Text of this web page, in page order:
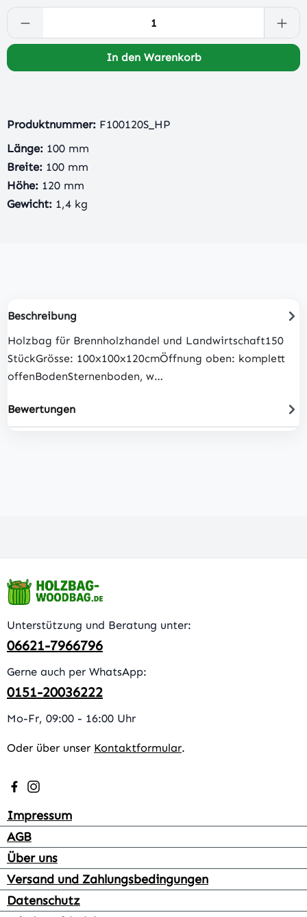
Produkt Anzahl: Gib den gewünschten
In den Warenkorb
Produktnummer: F100120S_HP
Länge: 100 mm
Breite: 100 mm
Höhe: 120 mm
Gewicht: 1,4 kg
Beschreibung
Holzbag für Brennholzhandel und Landwirtschaft150
StückGrösse: 100x100x120cmÖffnung oben: komplett
offenBodenSternenboden, w…
Bewertungen
Unterstützung und Beratung unter:
06621-7966796
Gerne auch per WhatsApp:
0151-20036222
Mo-Fr, 09:00 - 16:00 Uhr
Oder über unser Kontaktformular.
Besuche uns auf Facebook – öffnet in neuem Tab
Schau auf Instagram vorbei – öffnet in neuem Tab
Impressum
AGB
Über uns
Versand und Zahlungsbedingungen
Datenschutz